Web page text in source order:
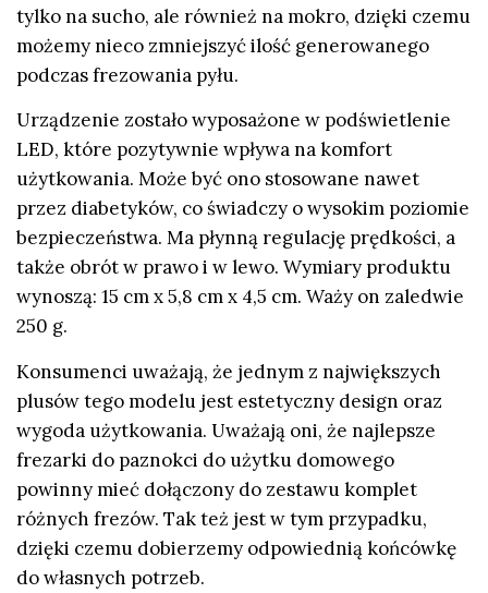
tylko na sucho, ale również na mokro, dzięki czemu
możemy nieco zmniejszyć ilość generowanego
podczas frezowania pyłu.
Urządzenie zostało wyposażone w podświetlenie
LED, które pozytywnie wpływa na komfort
użytkowania. Może być ono stosowane nawet
przez diabetyków, co świadczy o wysokim poziomie
bezpieczeństwa. Ma płynną regulację prędkości, a
także obrót w prawo i w lewo. Wymiary produktu
wynoszą: 15 cm x 5,8 cm x 4,5 cm. Waży on zaledwie
250 g.
Konsumenci uważają, że jednym z największych
plusów tego modelu jest estetyczny design oraz
wygoda użytkowania. Uważają oni, że najlepsze
frezarki do paznokci do użytku domowego
powinny mieć dołączony do zestawu komplet
różnych frezów. Tak też jest w tym przypadku,
dzięki czemu dobierzemy odpowiednią końcówkę
do własnych potrzeb.